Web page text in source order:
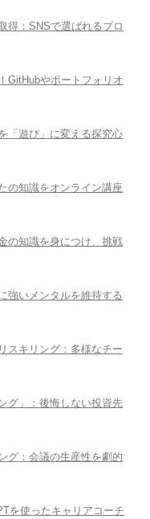
得：SNSで選ばれるプロ
GitHubやポートフォリオ
「遊び」に変える探究心
の知識をオンライン講座
の知識を身につけ、挑戦
強いメンタルを維持する
スキリング：多様なチー
グ」：後悔しない投資先
グ：会議の生産性を劇的
を使ったキャリアコーチ